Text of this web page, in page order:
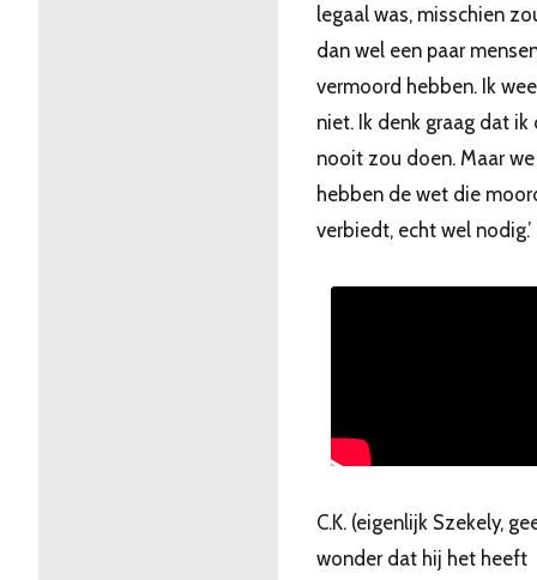
legaal was, misschien
dan wel een paar
vermoord hebben. Ik
niet. Ik denk graag dat ik
nooit zou doen. Maar we
hebben de wet die
verbiedt, echt wel nodig.’
C.K. (eigenlijk Szekely,
wonder dat hij het heeft